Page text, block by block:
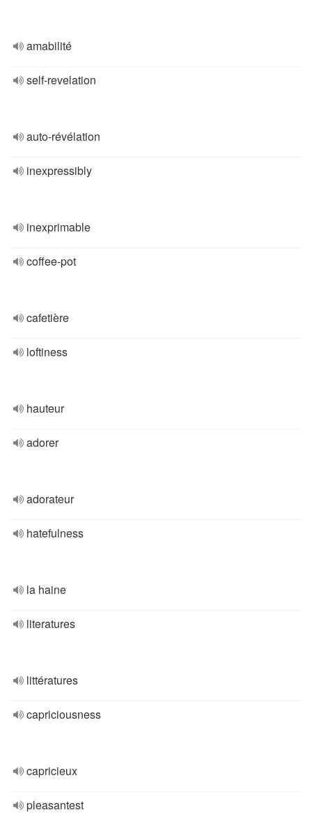
amabilité
self-revelation
auto-révélation
inexpressibly
inexprimable
coffee-pot
cafetière
loftiness
hauteur
adorer
adorateur
hatefulness
la haine
literatures
littératures
capriciousness
capricieux
pleasantest